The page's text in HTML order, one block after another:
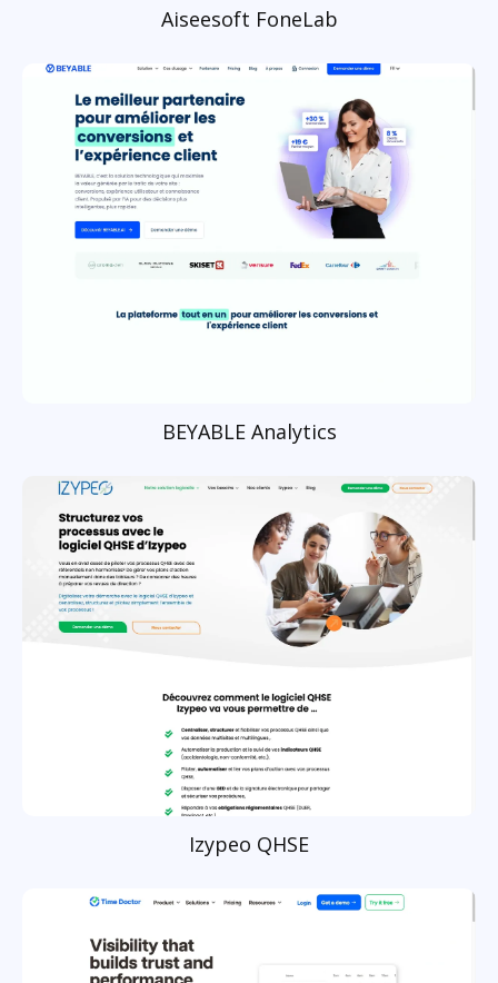
Aiseesoft FoneLab
BEYABLE Analytics
Izypeo QHSE